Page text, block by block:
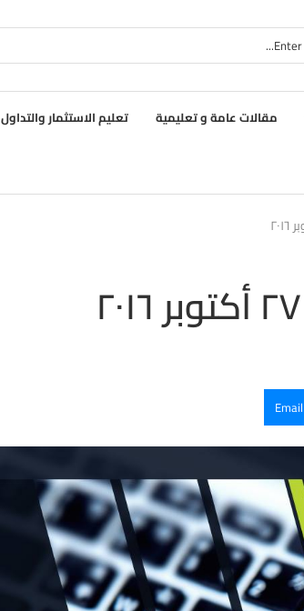
مقالات عامة و تعليمية تعليم الاستثمار والتداول
Email